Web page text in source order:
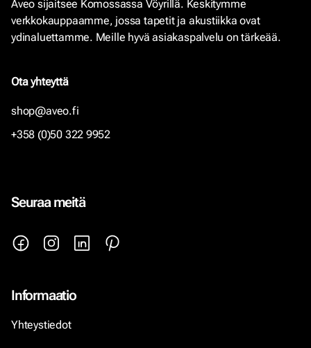
Aveo sijaitsee Komossassa Vöyrillä. Keskitymme
verkkokauppaamme, jossa tapetit ja akustiikka ovat
ydinaluettamme. Meille hyvä asiakaspalvelu on tärkeää.
Ota yhteyttä
shop@aveo.fi
+358 (0)50 322 9952
Seuraa meitä
Informaatio
Yhteystiedot